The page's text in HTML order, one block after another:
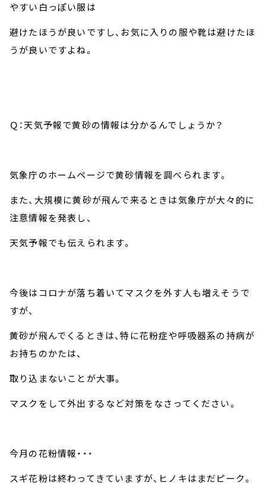
やすい白っぽい服は
避けたほうが良いですし、お気に入りの服や靴は避けたほ
うが良いですよね。
Ｑ：天気予報で黄砂の情報は分かるんでしょうか？
気象庁のホームページで黄砂情報を調べられます。
また、大規模に黄砂が飛んで来るときは気象庁が大々的に
注意情報を発表し、
天気予報でも伝えられます。
今後はコロナが落ち着いてマスクを外す人も増えそうで
すが、
黄砂が飛んでくるときは、特に花粉症や呼吸器系の持病が
お持ちのかたは、
取り込まないことが大事。
マスクをして外出するなど対策をなさってください。
今月の花粉情報・・・
スギ花粉は終わってきていますが、ヒノキはまだピーク。